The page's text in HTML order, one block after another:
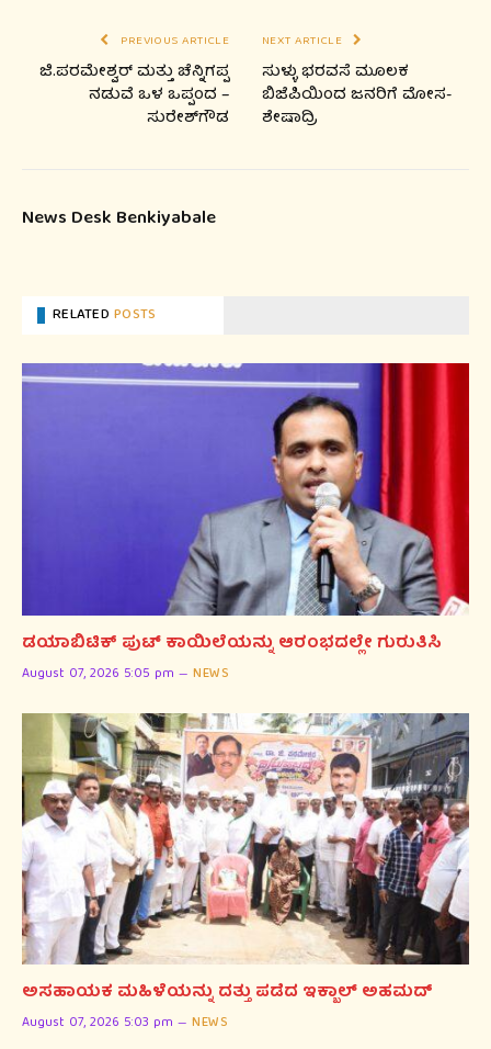
PREVIOUS ARTICLE
ಜಿ.ಪರಮೇಶ್ವರ್ ಮತ್ತು ಚೆನ್ನಿಗಪ್ಪ
ನಡುವೆ ಒಳ ಒಪ್ಪಂದ –
ಸುರೇಶ್‍ಗೌಡ
NEXT ARTICLE
ಸುಳ್ಳು ಭರವಸೆ ಮೂಲಕ
ಬಿಜೆಪಿಯಿಂದ ಜನರಿಗೆ ಮೋಸ-
ಶೇಷಾದ್ರಿ
News Desk Benkiyabale
RELATEDPOSTS
ಡಯಾಬಿಟಿಕ್ ಪುಟ್ ಕಾಯಿಲೆಯನ್ನು ಆರಂಭದಲ್ಲೇ ಗುರುತಿಸಿ
August 07, 2026 5:05 pm NEWS
ಅಸಹಾಯಕ ಮಹಿಳೆಯನ್ನು ದತ್ತು ಪಡೆದ ಇಕ್ಬಾಲ್ ಅಹಮದ್
August 07, 2026 5:03 pm NEWS